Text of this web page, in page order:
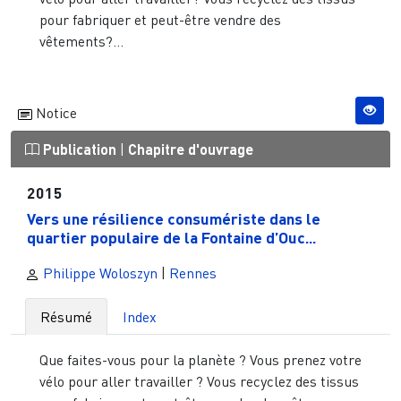
pour fabriquer et peut-être vendre des
vêtements?...
Notice
Publication | Chapitre d'ouvrage
2015
Vers une résilience consumériste dans le
quartier populaire de la Fontaine d’Ouc...
Philippe Woloszyn Rennes
Résumé Index
Que faites-vous pour la planète ? Vous prenez votre
vélo pour aller travailler ? Vous recyclez des tissus